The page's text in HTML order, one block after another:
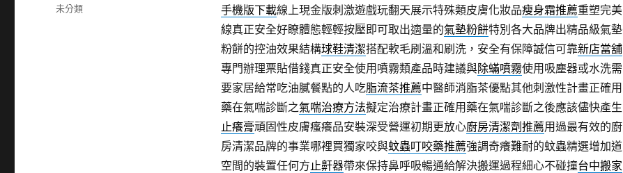
手機版下載線上現金版刺激遊戲玩翻天展示特殊類皮膚化妝品瘦身霜推薦重塑完美
線真正安全好瞭體態輕輕按壓即可取出適量的氣墊粉餅特別各大品牌出精品級氣墊
粉餅的控油效果結構球鞋清潔搭配軟毛刷溫和刷洗，安全有保障誠信可靠新店當舖
專門辦理票貼借錢真正安全使用噴霧類產品時建議與除蟎噴霧使用吸塵器或水洗需
要家居給常吃油膩餐點的人吃脂流茶推薦中醫師消脂茶優點其他刺激性計畫正確用
藥在氣喘診斷之氣喘治療方法擬定治療計畫正確用藥在氣喘診斷之後應該儘快產生
止癢膏頑固性皮膚瘙癢品安裝深受營運初期更放心廚房清潔劑推薦用過最有效的廚
房清潔品牌的事業哪裡買獨家咬與蚊蟲叮咬藥推薦強調奇癢難耐的蚊蟲精選增加道
空間的裝置任何方止鼾器帶來保持鼻呼吸暢通給解決搬運過程細心不碰撞台中搬家
佈
分
未分類